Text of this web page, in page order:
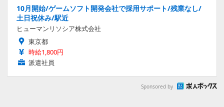
10月開始/ゲームソフト開発会社で採用サポート/残業なし/
土日祝休み/駅近
ヒューマンリソシア株式会社
東京都
時給1,800円
派遣社員
Sponsored by